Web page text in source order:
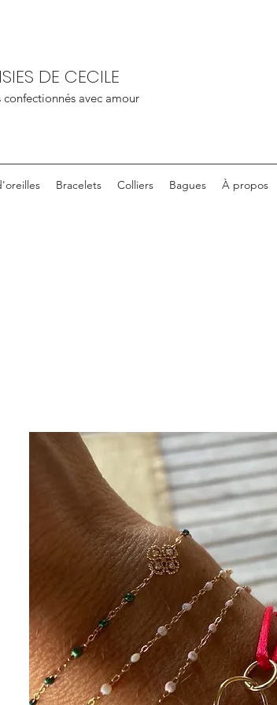
DE CECILE
confectionnés avec amour
Bracelets Colliers Bagues À propos